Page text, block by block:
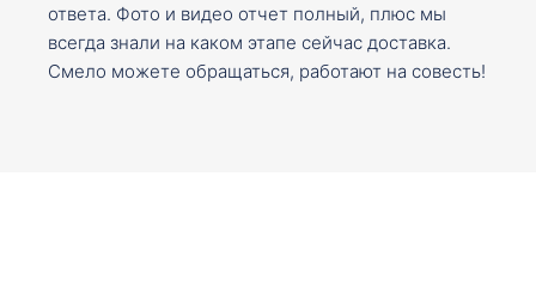
ответа. Фото и видео отчет полный, плюс мы
всегда знали на каком этапе сейчас доставка.
Смело можете обращаться, работают на совесть!